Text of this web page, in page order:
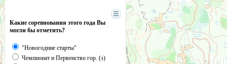
Какие соревнования этого года Вы
могли бы отметить?
"Новогодние старты"
Чемпионат и Первенство гор. (з)